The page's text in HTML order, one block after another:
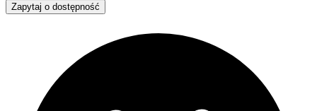
Zapytaj o dostępność